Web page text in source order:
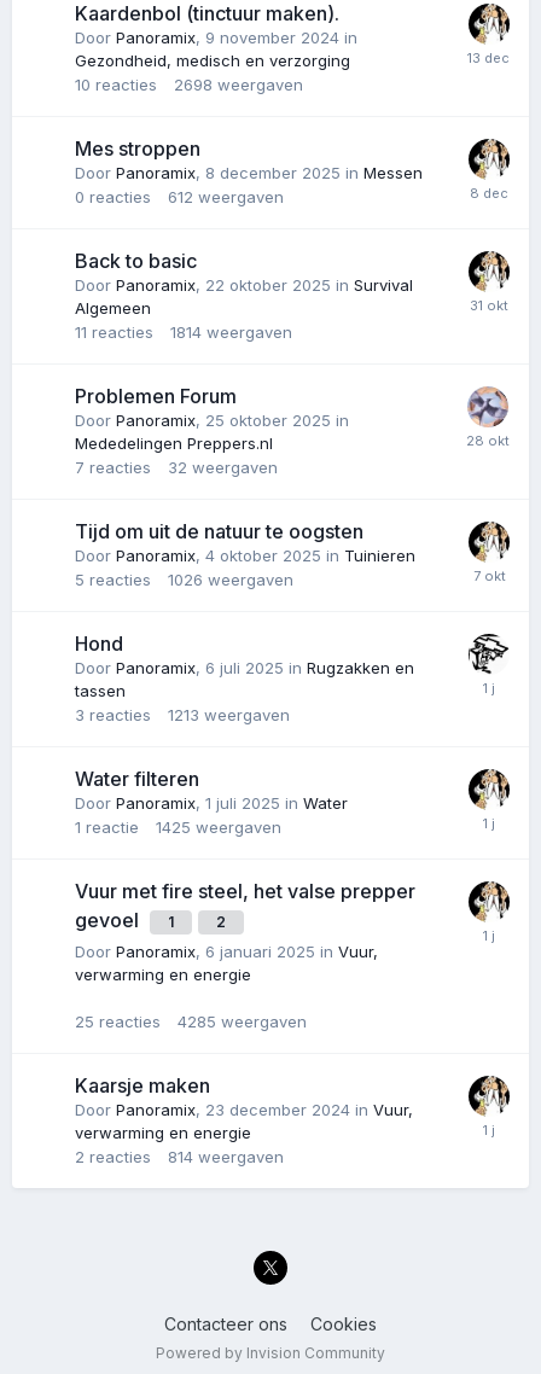
Kaardenbol (tinctuur maken).
Door Panoramix, 9 november 2024 in
Gezondheid, medisch en verzorging
10 reacties 2698 weergaven
Mes stroppen
Door Panoramix, 8 december 2025 in Messen
0 reacties 612 weergaven
Back to basic
Door Panoramix, 22 oktober 2025 in Survival
Algemeen
11 reacties 1814 weergaven
Problemen Forum
Door Panoramix, 25 oktober 2025 in
Mededelingen Preppers.nl
7 reacties 32 weergaven
Tijd om uit de natuur te oogsten
Door Panoramix, 4 oktober 2025 in Tuinieren
5 reacties 1026 weergaven
Hond
Door Panoramix, 6 juli 2025 in Rugzakken en
tassen
3 reacties 1213 weergaven
Water filteren
Door Panoramix, 1 juli 2025 in Water
1 reactie 1425 weergaven
Vuur met fire steel, het valse prepper
gevoel
1 2
Door Panoramix, 6 januari 2025 in Vuur,
verwarming en energie
25 reacties 4285 weergaven
Kaarsje maken
Door Panoramix, 23 december 2024 in Vuur,
verwarming en energie
2 reacties 814 weergaven
Contacteer ons Cookies
Powered by Invision Community